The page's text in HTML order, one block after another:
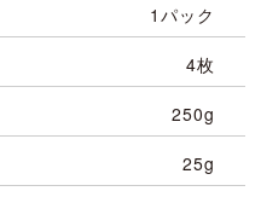
1パック
4枚
250g
25g